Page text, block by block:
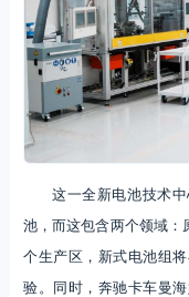
这一全新电池技术
池，而这包含两个领域
个生产区，新式电池组
验。同时，奔驰卡车曼